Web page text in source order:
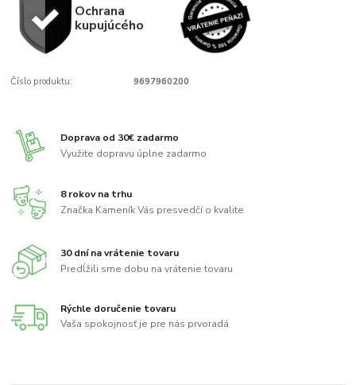
Ochrana
kupujúcého
Číslo produktu: 9697960200
Doprava od 30€ zadarmo
Využite dopravu úplne zadarmo
8 rokov na trhu
Značka Kameník Vás presvedčí o kvalite
30 dní na vrátenie tovaru
Predĺžili sme dobu na vrátenie tovaru
Rýchle doručenie tovaru
Vaša spokojnosť je pre nás prvoradá